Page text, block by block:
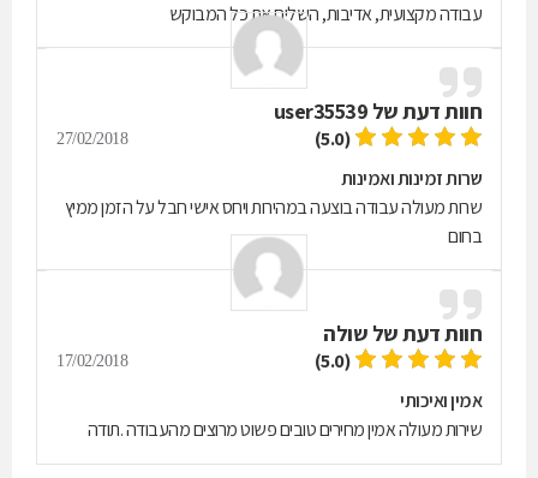
עבודה מקצועית, אדיבות, השלים את כל המבוקש
חוות דעת של user35539
(5.0)
27/02/2018
שרות זמינות ואמינות
שרות מעולה עבודה בוצעה במהירות ויחס אישי חבל על הזמן ממיץ
בחום
חוות דעת של שולה
(5.0)
17/02/2018
אמין ואיכותי
שירות מעולה אמין מחירים טובים פשוט מרוצים מהעבודה .תודה